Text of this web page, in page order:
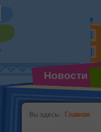
Новости
Вы здесь: Главная